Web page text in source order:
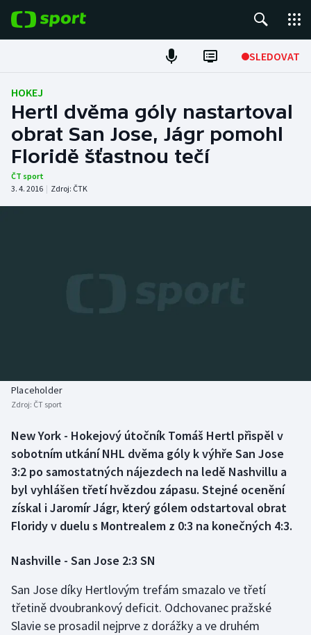
SLEDOVAT
Fotbal
Hokej
Tenis
Atletika
Biatlon
Box
Curling
Dostihy
Florbal
Futsal
Golf
Aplikace ČT sport
HOKEJ
Hertl dvěma góly nastartoval
obrat San Jose, Jágr pomohl
Floridě šťastnou tečí
ČT sport
3. 4. 2016 | Zdroj: ČTK
Placeholder
Zdroj: ČT sport
New York - Hokejový útočník Tomáš Hertl přispěl v
sobotním utkání NHL dvěma góly k výhře San Jose
3:2 po samostatných nájezdech na ledě Nashvillu a
byl vyhlášen třetí hvězdou zápasu. Stejné ocenění
získal i Jaromír Jágr, který gólem odstartoval obrat
Floridy v duelu s Montrealem z 0:3 na konečných 4:3.
Nashville - San Jose 2:3 SN
San Jose díky Hertlovým trefám smazalo ve třetí
třetině dvoubrankový deficit. Odchovanec pražské
Slavie se prosadil nejprve z dorážky a ve druhém